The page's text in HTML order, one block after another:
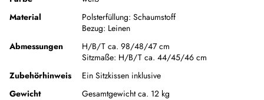
Material
Polsterfüllung: Schaumstoff
Bezug: Leinen
Abmessungen
H/B/T ca. 98/48/47 cm
Sitzmaße: H/B/T ca. 44/45/46 cm
Zubehörhinweis
Ein Sitzkissen inklusive
Gewicht
Gesamtgewicht ca. 12 kg